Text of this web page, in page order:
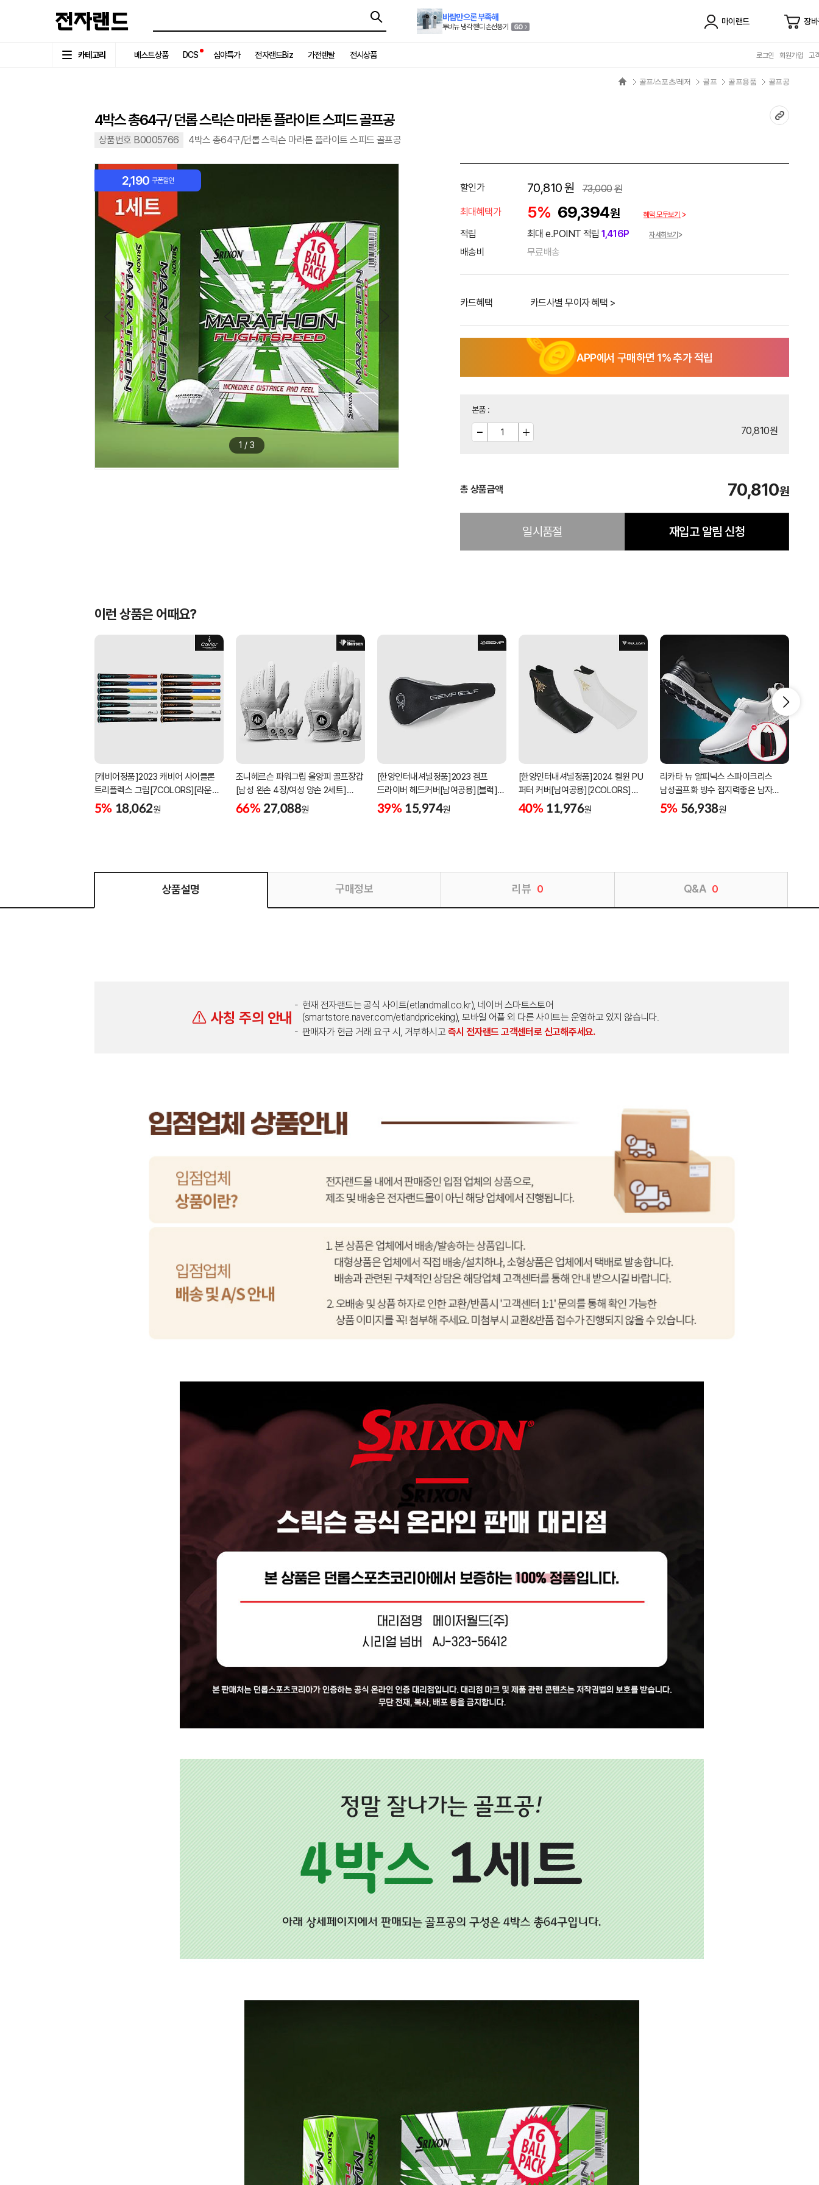
바람만으론 부족해
투비뉴 냉각 핸디 손선풍기
마이랜드 장
카테고리 베스트상품 DCS 심야특가 전자랜드Biz 가전렌탈 전시상품 로그인 회원가입 고
골프/스포츠/레저 골프 골프용품 골프공
4박스 총64구/ 던롭 스릭슨 마라톤 플라이트 스피드 골프공
상품번호 B0005766 4박스 총64구/던롭 스릭슨 마라톤 플라이트 스피드 골프공
2,190 쿠폰할인
1 / 3
할인가 70,810원 73,000원
최대혜택가
5% 69,394원 혜택 모두보기
적립 최대 e.POINT 적립1,416P 자세히보기
배송비 무료배송
카드혜택 카드사별 무이자 혜택 >
APP에서 구매하면 1% 추가 적립
본품:
70,810원
총 상품금액 70,810원
일시품절 재입고 알림 신청
이런 상품은 어때요?
[캐비어정품]2023 캐비어 사이클론
트리플렉스 그립[7COLORS][라운드]
[39g/42g/46g/50g][R/S 토크]
5% 18,062원
조니헤르슨 파워그립 올양피 골프장갑
[남성 왼손 4장/여성 양손 2세트]
[화이트][케이스포함]
66% 27,088원
[한양인터내셔널정품]2023 겜프
드라이버 헤드커버[남여공용][블랙]
[HD-302]
39% 15,974원
[한양인터내셔널정품]2024 켈윈 PU
퍼터 커버[남여공용][2COLORS]
[KW-PC320]
40% 11,976원
리카타 뉴 알피닉스 스파이크리스
남성골프화 방수 접지력좋은 남자
골프신발 C27102/신발가방제공
5% 56,938원
상품설명 구매정보 리뷰 0 Q&A 0
사칭 주의 안내
현재 전자랜드는 공식 사이트(etlandmall.co.kr), 네이버 스마트스토어
(smartstore.naver.com/etlandpriceking), 모바일 어플 외 다른 사이트는 운영하고 있지 않습니다.
판매자가 현금 거래 요구 시, 거부하시고 즉시 전자랜드 고객센터로 신고해주세요.